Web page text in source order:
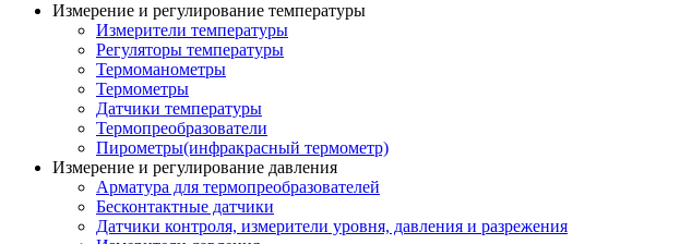
Измерение и регулирование температуры
Измерители температуры
Регуляторы температуры
Термоманометры
Термометры
Датчики температуры
Термопреобразователи
Пирометры(инфракрасный термометр)
Измерение и регулирование давления
Арматура для термопреобразователей
Бесконтактные датчики
Датчики контроля, измерители уровня, давления и разрежения